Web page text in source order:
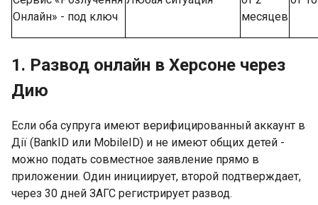
Онлайн» - под ключ
месяцев
1. Развод онлайн в Херсоне через
Дию
Если оба супруга имеют верифицированный аккаунт в
Дії (BankID или MobileID) и не имеют общих детей -
можно подать совместное заявление прямо в
приложении. Один инициирует, второй подтверждает,
через 30 дней ЗАГС регистрирует развод.